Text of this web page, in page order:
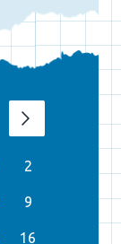
2
9
16